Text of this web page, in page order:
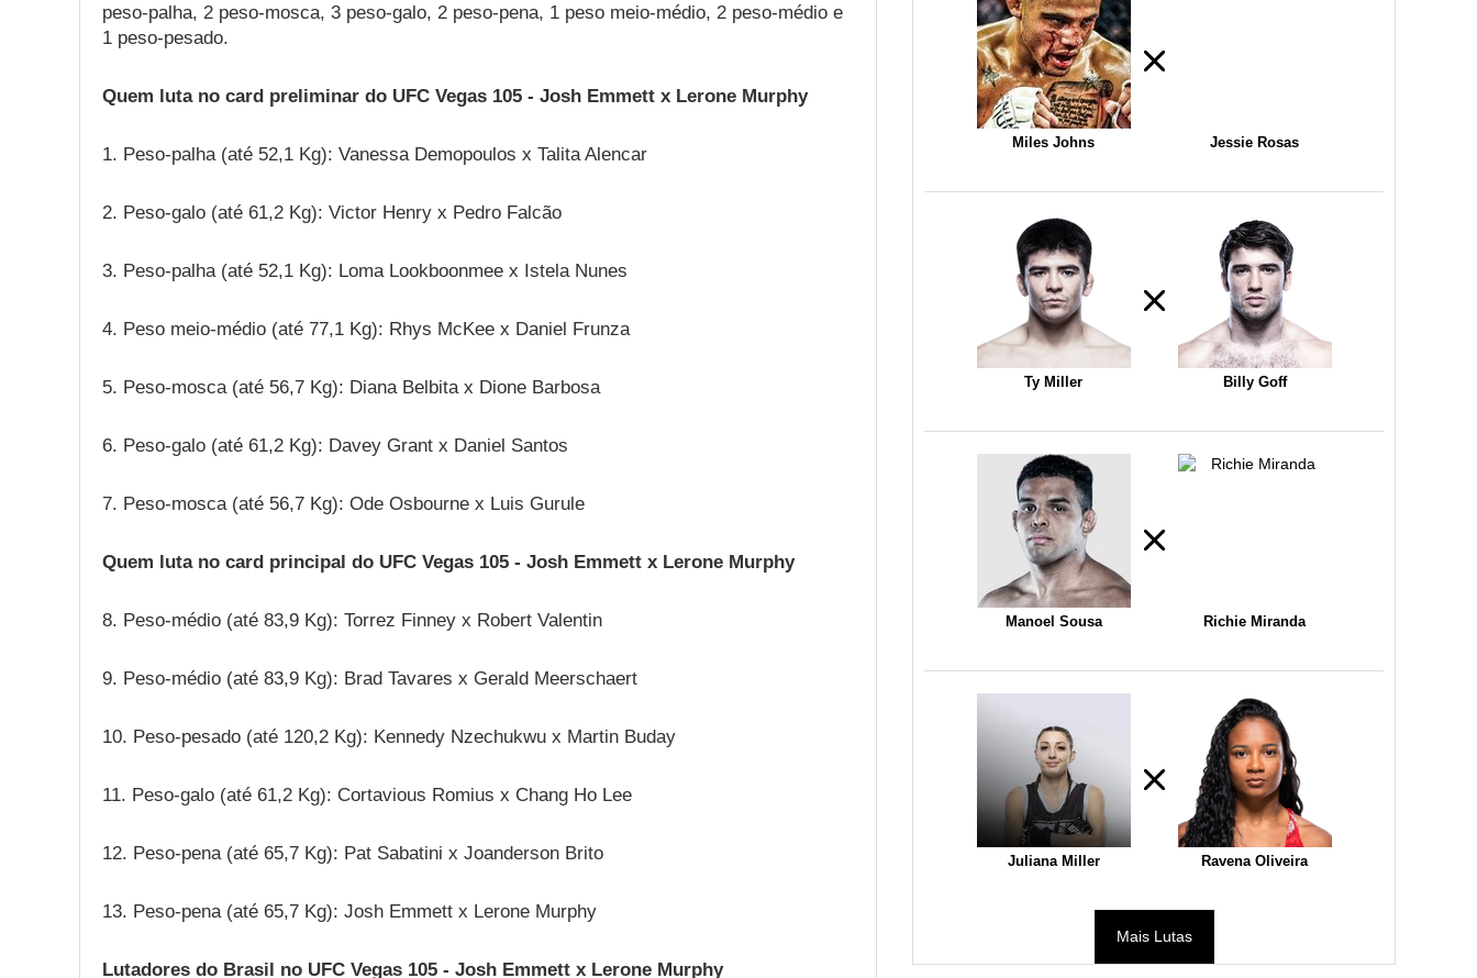
peso-palha, 2 peso-mosca, 3 peso-galo, 2 peso-pena, 1 peso meio-médio, 2 peso-médio e
1 peso-pesado.
Quem luta no card preliminar do UFC Vegas 105 - Josh Emmett x Lerone Murphy
1. Peso-palha (até 52,1 Kg): Vanessa Demopoulos x Talita Alencar
2. Peso-galo (até 61,2 Kg): Victor Henry x Pedro Falcão
3. Peso-palha (até 52,1 Kg): Loma Lookboonmee x Istela Nunes
4. Peso meio-médio (até 77,1 Kg): Rhys McKee x Daniel Frunza
5. Peso-mosca (até 56,7 Kg): Diana Belbita x Dione Barbosa
6. Peso-galo (até 61,2 Kg): Davey Grant x Daniel Santos
7. Peso-mosca (até 56,7 Kg): Ode Osbourne x Luis Gurule
Quem luta no card principal do UFC Vegas 105 - Josh Emmett x Lerone Murphy
8. Peso-médio (até 83,9 Kg): Torrez Finney x Robert Valentin
9. Peso-médio (até 83,9 Kg): Brad Tavares x Gerald Meerschaert
10. Peso-pesado (até 120,2 Kg): Kennedy Nzechukwu x Martin Buday
11. Peso-galo (até 61,2 Kg): Cortavious Romius x Chang Ho Lee
12. Peso-pena (até 65,7 Kg): Pat Sabatini x Joanderson Brito
13. Peso-pena (até 65,7 Kg): Josh Emmett x Lerone Murphy
Lutadores do Brasil no UFC Vegas 105 - Josh Emmett x Lerone Murphy
Miles Johns Jessie Rosas
Ty Miller Billy Goff
Manoel Sousa Richie Miranda
Juliana Miller Ravena Oliveira
Mais Lutas